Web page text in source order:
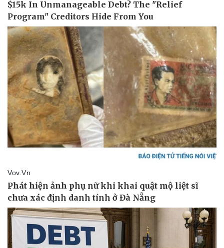
Hậu trường